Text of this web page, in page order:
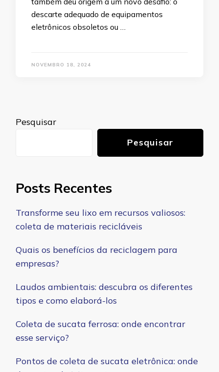
descarte adequado de equipamentos
eletrônicos obsoletos ou …
NOVEMBRO 18, 2024
Pesquisar
Pesquisar
Posts Recentes
Transforme seu lixo em recursos valiosos:
coleta de materiais recicláveis
Quais os benefícios da reciclagem para
empresas?
Laudos ambientais: descubra os diferentes
tipos e como elaborá-los
Coleta de sucata ferrosa: onde encontrar
esse serviço?
Pontos de coleta de sucata eletrônica: onde